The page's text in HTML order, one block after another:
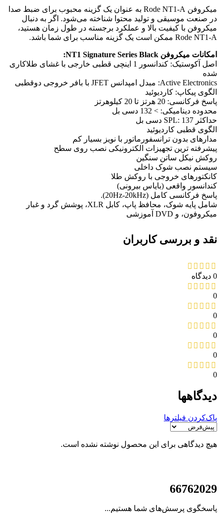
میکروفن Rode NT1-A به عنوان یک گزینه محبوب برای ضبط صدا
در صنعت موسیقی و تولید محتوا شناخته می‌شود. اگر به دنبال
میکروفن با کیفیت بالا و عملکرد برجسته در طول زمان هستید،
Rode NT1-A ممکن است یک گزینه مناسب برای شما باشد.
امکانات میکروفن NT1 Signature Series Black:
اصل آکوستیک: کندانسور 1 اینچی قطبی خارجی با غشای طلاکاری
شده
Active Electronics: مبدل امپدانس JFET با بافر خروجی دوقطبی
الگوی پیکاپ: کاردیوئید
پاسخ فرکانسی: 20 هرتز تا 20 کیلوهرتز
محدوده دینامیکی: > 132 دسی بل
حداکثر SPL: 137 دسی بل
الگوی قطبی کاردیوئید
مدارهای بدون ترانسفورماتور با نویز بسیار کم
پیشرفته ترین تجهیزات الکترونیکی نصب روی سطح
روکش نیکل ساتن سنگین
سیستم نصب شوک داخلی
کانکتورهای خروجی با روکش طلا
کندانسور واقعی (بایاس بیرونی)
پاسخ فرکانسی کامل (20Hz-20kHz).
شامل پایه شوک، محافظ پاپ، کابل XLR، پوشش گرد و غبار
میکروفون، و DVD آموزشی
نقد و بررسی کاربران
0 دیدگاه
0
0
0
0
0
دیدگاهها
پاک‌کردن فیلترها
هیچ دیدگاهی برای این محصول نوشته نشده است.
66762029
پاسخگوی پرسش‌های شما هستیم...